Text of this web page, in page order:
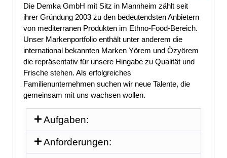
Die Demka GmbH mit Sitz in Mannheim zählt seit
ihrer Gründung 2003 zu den bedeutendsten Anbietern
von mediterranen Produkten im Ethno-Food-Bereich.
Unser Markenportfolio enthält unter anderem die
international bekannten Marken Yörem und Özyörem
die repräsentativ für unsere Hingabe zu Qualität und
Frische stehen. Als erfolgreiches
Familienunternehmen suchen wir neue Talente, die
gemeinsam mit uns wachsen wollen.
Aufgaben:
Anforderungen: